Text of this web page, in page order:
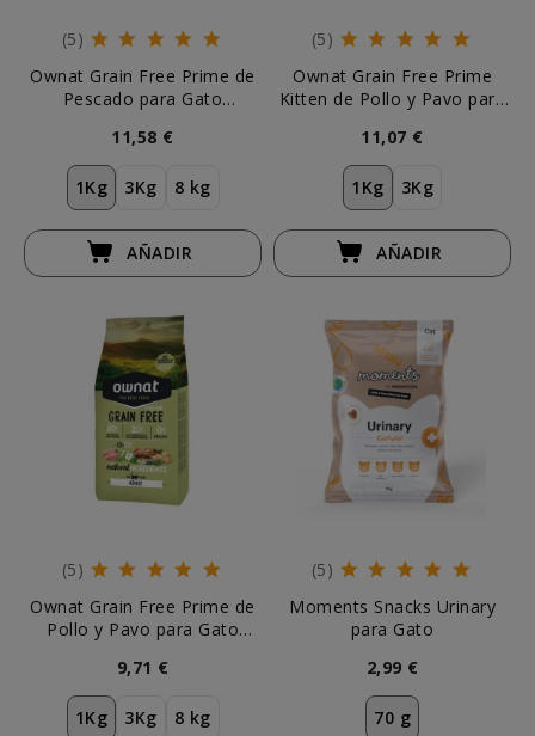
(5)
Ownat Grain Free Prime de
Pescado para Gato
11,58 €
1Kg 3Kg 8 kg
AÑADIR
(5)
Ownat Grain Free Prime
Kitten de Pollo y Pavo para
11,07 €
1Kg 3Kg
AÑADIR
(5)
Ownat Grain Free Prime de
Pollo y Pavo para Gato
9,71 €
1Kg 3Kg 8 kg
(5)
Moments Snacks Urinary
para Gato
2,99 €
70 g